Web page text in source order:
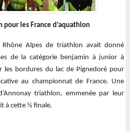
les France d’aquathlon
Rhône Alpes de triathlon avait donné
de la catégorie benjamin à junior à
les bordures du lac de Pignedoré pour
au championnat de France. Une
triathlon, emmenée par leur
à cette ½ finale.